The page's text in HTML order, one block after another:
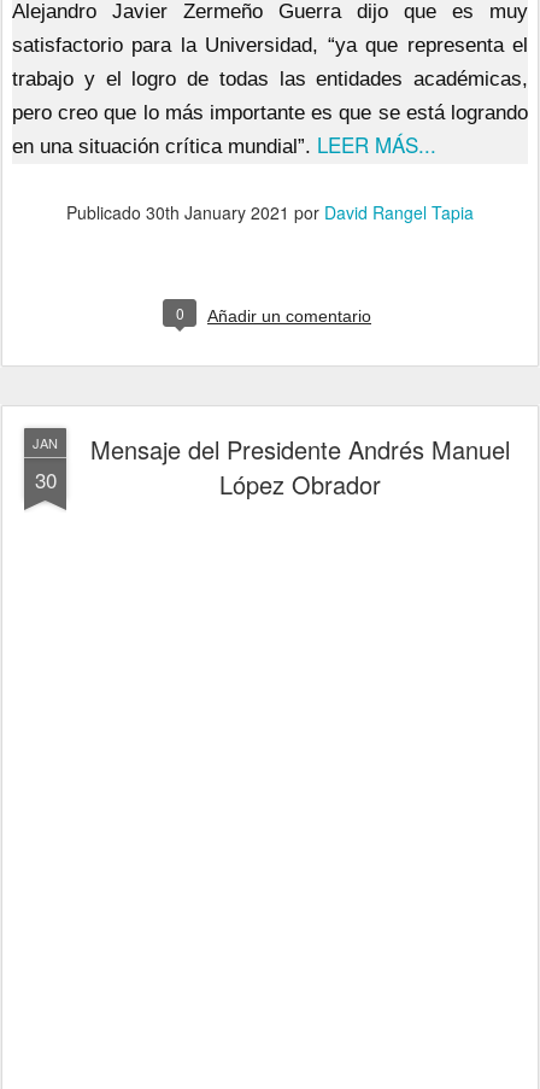
Alejandro Javier Zermeño Guerra dijo que es muy
satisfactorio para la Universidad, “ya que representa el
trabajo y el logro de todas las entidades académicas,
pero creo que lo más importante es que se está logrando
en una situación crítica mundial”. LEER MÁS...
Publicado 30th January 2021 por David Rangel Tapia
0 Añadir un comentario
JAN
30
Mensaje del Presidente Andrés Manuel
López Obrador